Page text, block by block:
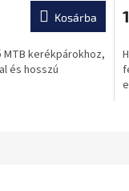
Kosárba
kerékpárokhoz,
és hosszú